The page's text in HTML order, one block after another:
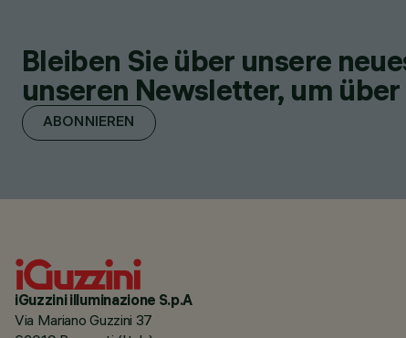
Bleiben Sie über unsere
unseren Newsletter, um
ABONNIEREN
iGuzzini illuminazione S.p.A
Via Mariano Guzzini 37